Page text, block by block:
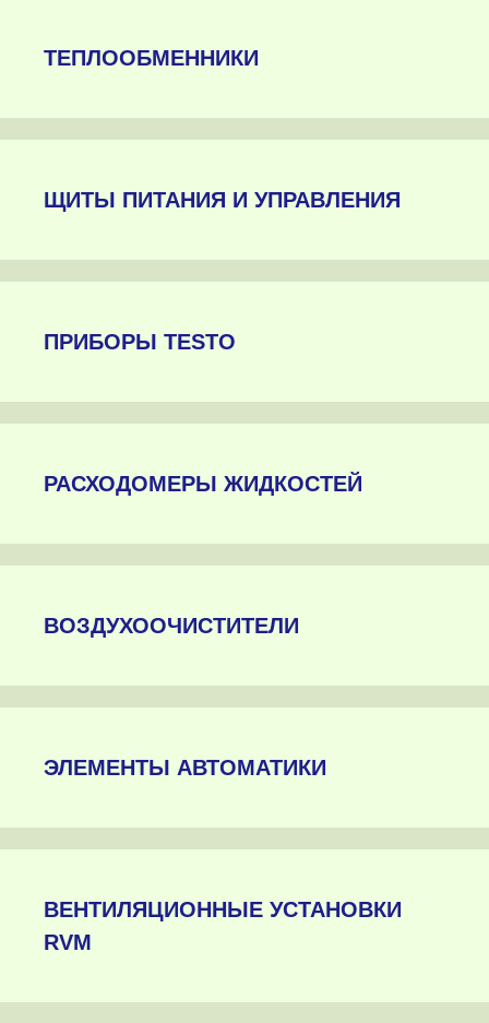
ТЕПЛООБМЕННИКИ
ЩИТЫ ПИТАНИЯ И УПРАВЛЕНИЯ
ПРИБОРЫ TESTO
РАСХОДОМЕРЫ ЖИДКОСТЕЙ
ВОЗДУХООЧИСТИТЕЛИ
ЭЛЕМЕНТЫ АВТОМАТИКИ
ВЕНТИЛЯЦИОННЫЕ УСТАНОВКИ
RVM